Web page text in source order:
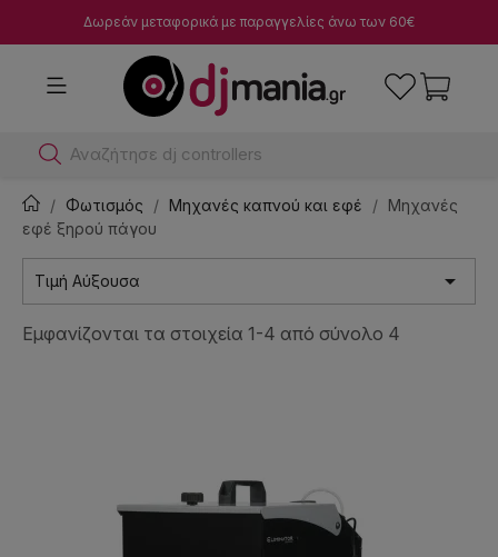
Δωρεάν μεταφορικά με παραγγελίες άνω των 60€
Α
Φωτισμός Μηχανές καπνού και εφέ
Μηχανές
εφέ ξηρού πάγου
Τιμή Αύξουσα 
Εμφανίζονται τα στοιχεία 1-4 από σύνολο 4